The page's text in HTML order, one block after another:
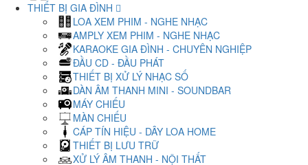
THIẾT BỊ GIA ĐÌNH
LOA XEM PHIM - NGHE NHẠC
AMPLY XEM PHIM - NGHE NHẠC
KARAOKE GIA ĐÌNH - CHUYÊN NGHIỆP
ĐẦU CD - ĐẦU PHÁT
THIẾT BỊ XỬ LÝ NHẠC SỐ
DÀN ÂM THANH MINI - SOUNDBAR
MÁY CHIẾU
MÀN CHIẾU
CÁP TÍN HIỆU - DÂY LOA HOME
THIẾT BỊ LƯU TRỮ
XỬ LÝ ÂM THANH - NỘI THẤT